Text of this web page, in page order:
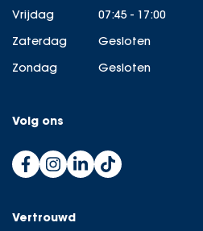
Vrijdag
07:45 - 17:00
Zaterdag
Gesloten
Zondag
Gesloten
Volg ons
Vertrouwd